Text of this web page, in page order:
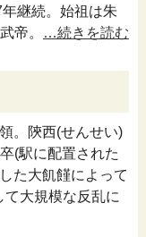
継続。始祖は朱
帝。
…続きを読む
。陝西(せんせい)
(駅に配置された
た大飢饉によって
大規模な反乱に